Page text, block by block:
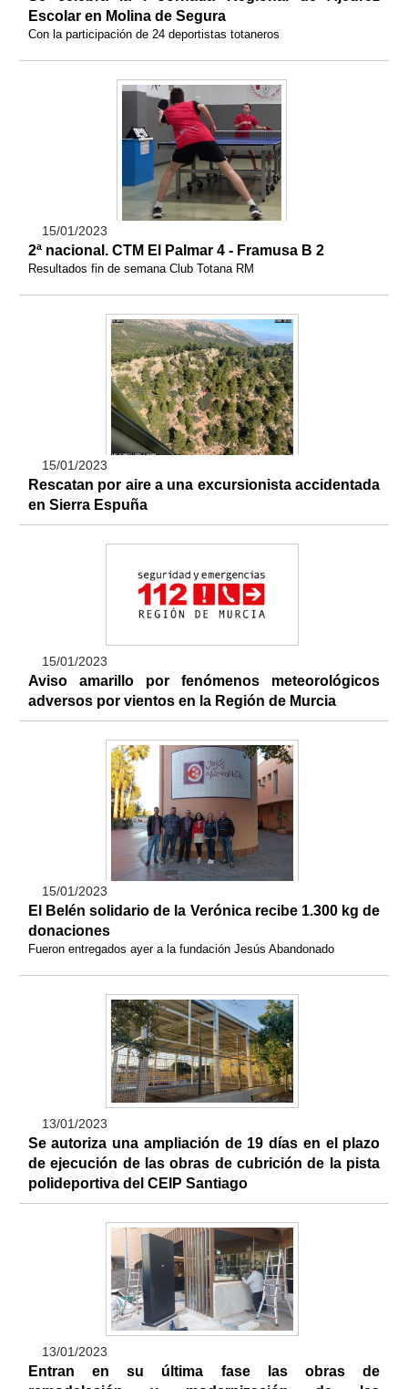
Escolar en Molina de Segura
Con la participación de 24 deportistas totaneros
15/01/2023
2ª nacional. CTM El Palmar 4 - Framusa B 2
Resultados fin de semana Club Totana RM
15/01/2023
Rescatan por aire a una excursionista accidentada
en Sierra Espuña
15/01/2023
Aviso amarillo por fenómenos meteorológicos
adversos por vientos en la Región de Murcia
15/01/2023
El Belén solidario de la Verónica recibe 1.300 kg de
donaciones
Fueron entregados ayer a la fundación Jesús Abandonado
13/01/2023
Se autoriza una ampliación de 19 días en el plazo
de ejecución de las obras de cubrición de la pista
polideportiva del CEIP Santiago
13/01/2023
Entran en su última fase las obras de